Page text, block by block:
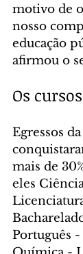
motivo de
nosso
educação
afirmou o
Os cursos
Egressos
mais de
eles
Português -